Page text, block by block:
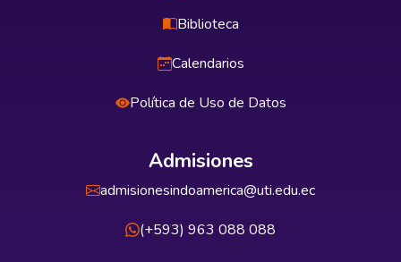
Biblioteca
Calendarios
Política de Uso de Datos
Admisiones
admisionesindoamerica@uti.edu.ec
(+593) 963 088 088